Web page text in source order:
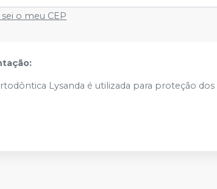
sei o meu CEP
Lysanda é utilizada para proteção